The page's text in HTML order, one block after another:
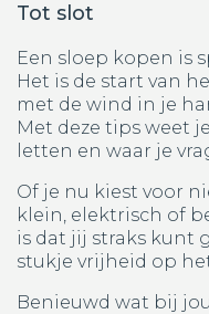
Tot slot
Een sloep kopen is
Het is de start van
met de wind in je
Met deze tips weet
letten en waar je
Of je nu kiest voor
klein, elektrisch of
is dat jij straks kunt
stukje vrijheid op
Benieuwd wat bij